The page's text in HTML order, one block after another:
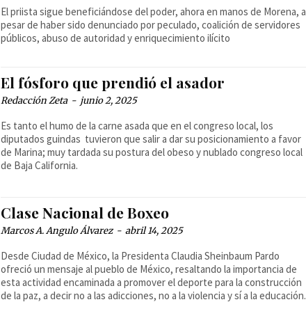
El priista sigue beneficiándose del poder, ahora en manos de Morena, a
pesar de haber sido denunciado por peculado, coalición de servidores
públicos, abuso de autoridad y enriquecimiento ilícito
El fósforo que prendió el asador
Redacción Zeta - junio 2, 2025
Es tanto el humo de la carne asada que en el congreso local, los
diputados guindas tuvieron que salir a dar su posicionamiento a favor
de Marina; muy tardada su postura del obeso y nublado congreso local
de Baja California.
Clase Nacional de Boxeo
Marcos A. Angulo Álvarez - abril 14, 2025
Desde Ciudad de México, la Presidenta Claudia Sheinbaum Pardo
ofreció un mensaje al pueblo de México, resaltando la importancia de
esta actividad encaminada a promover el deporte para la construcción
de la paz, a decir no a las adicciones, no a la violencia y sí a la educación.